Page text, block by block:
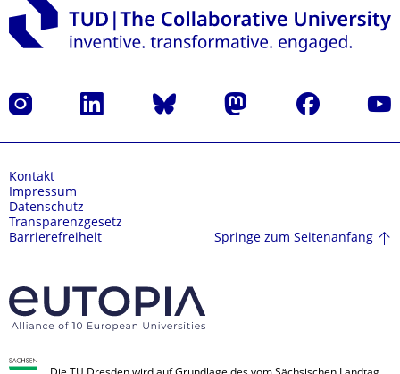
Instagram LinkedIn Bluesky Mastodon Facebook
Kontakt
Impressum
Datenschutz
Transparenzgesetz
Barrierefreiheit
Springe zum Seitenanfang